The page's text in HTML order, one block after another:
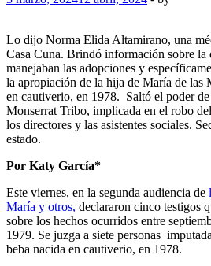
Lo dijo Norma Elida Altamirano, una
Casa Cuna. Brindó información sobre la
manejaban las adopciones y
la apropiación de la hija de María de las
en cautiverio, en 1978. Saltó el poder
Monserrat Tribo, implicada en el robo
los directores y las asistentes sociales.
estado.
Por Katy García*
Este viernes, en la segunda audiencia de
María y otros, declararon cinco testigos
sobre los hechos ocurridos entre
1979. Se juzga a siete personas
beba nacida en cautiverio, en 1978.